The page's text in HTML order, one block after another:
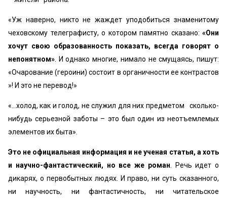
«Уж наверно, никто не жаждет уподобиться знаменитому
чеховскому телеграфисту, о котором памятно сказано: «Они
хочут свою образованность показать, всегда говорят о
непонятном» . И однако многие, нимало не смущаясь, пишут:
«Очарование (героини) состоит в органичности ее контрастов
»! И это не перевод!»
«…холод, как и голод, не служил для них предметом сколько-
нибудь серьезной заботы – это был один из неотъемлемых
элементов их быта».
Это не официальная информация и не ученая статья, а хоть
и научно-фантастический, но все же роман . Речь идет о
дикарях, о первобытных людях. И право, ни суть сказанного,
ни научность, ни фантастичность, ни читательское